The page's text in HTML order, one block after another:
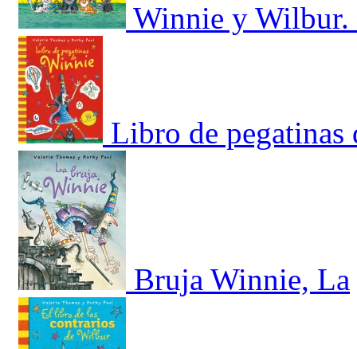
Winnie y Wilbur.
Libro de
Bruja Winnie, La